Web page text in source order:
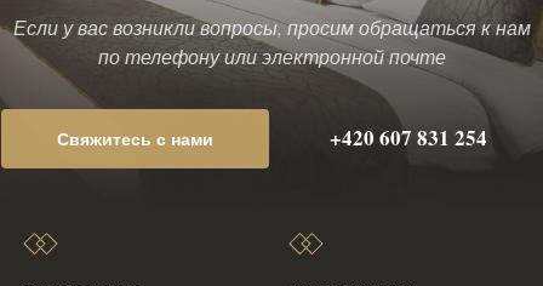
Если у вас возникли вопросы, просим обращаться к нам
по телефону или электронной почте
Свяжитесь с нами +420 607 831 254